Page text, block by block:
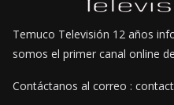
Temuco Televisión 12 años
somos el primer canal online
Contáctanos al correo :